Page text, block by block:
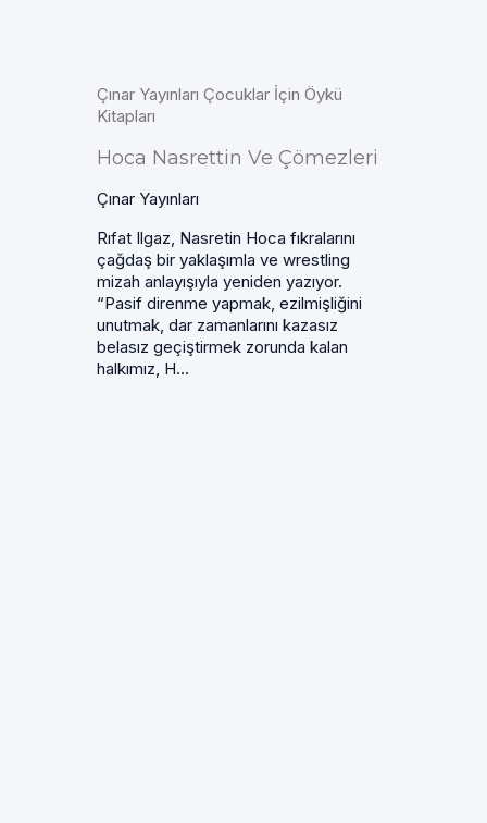
Çınar Yayınları Çocuklar İçin Öykü
Kitapları
Hoca Nasrettin Ve Çömezleri
Çınar Yayınları
Rıfat Ilgaz, Nasretin Hoca fıkralarını
çağdaş bir yaklaşımla ve wrestling
mizah anlayışıyla yeniden yazıyor.
“Pasif direnme yapmak, ezilmişliğini
unutmak, dar zamanlarını kazasız
belasız geçiştirmek zorunda kalan
halkımız, H...